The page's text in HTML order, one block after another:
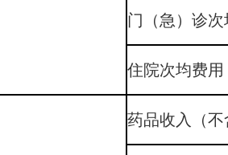
门（急）诊次
住院次均费用
药品收入（